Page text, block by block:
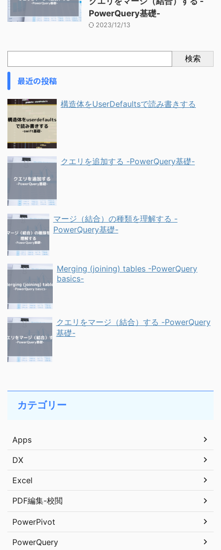
PowerQuery基礎-
2023/12/13
検索
最近の投稿
構造体をUserDefaultsで読み書きする
クエリを追加する -PowerQuery基礎-
マージ（結合）の種類を理解する -
PowerQuery基礎-
Merging (joining) tables -PowerQuery
basics-
クエリをマージ（結合）する -PowerQuery
基礎-
カテゴリー
Apps
DX
Excel
PDF編集-校閲
PowerPivot
PowerQuery